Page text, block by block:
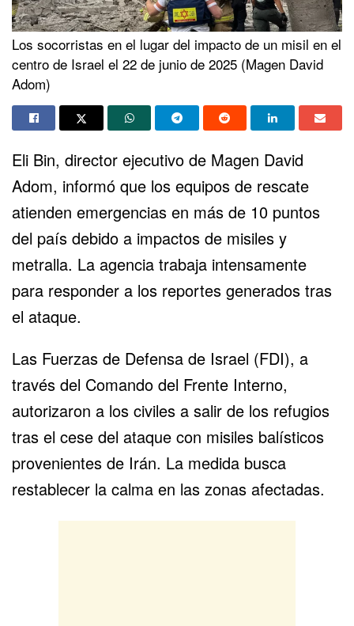
Los socorristas en el lugar del impacto de un misil en el
centro de Israel el 22 de junio de 2025 (Magen David
Adom)
Eli Bin, director ejecutivo de Magen David
Adom, informó que los equipos de rescate
atienden emergencias en más de 10 puntos
del país debido a impactos de misiles y
metralla. La agencia trabaja intensamente
para responder a los reportes generados tras
el ataque.
Las Fuerzas de Defensa de Israel (FDI), a
través del Comando del Frente Interno,
autorizaron a los civiles a salir de los refugios
tras el cese del ataque con misiles balísticos
provenientes de Irán. La medida busca
restablecer la calma en las zonas afectadas.